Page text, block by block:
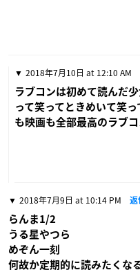
2018年7月10日 at 12:10 AM
ラブコンは初めて読んだ
って笑ってときめいて笑
も映画も全部最高のラブコ
2018年7月9日 at 10:14 PM 返
らんま1/2
うる星やつら
めぞん一刻
何故か定期的に読みたく